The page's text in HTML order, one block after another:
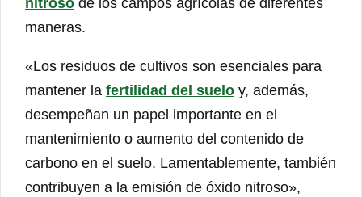
nitroso de los campos agrícolas de diferentes
maneras.
«Los residuos de cultivos son esenciales para
mantener la fertilidad del suelo y, además,
desempeñan un papel importante en el
mantenimiento o aumento del contenido de
carbono en el suelo. Lamentablemente, también
contribuyen a la emisión de óxido nitroso»,